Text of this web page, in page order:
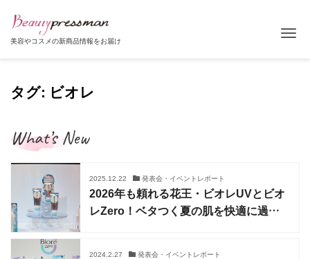
美容やコスメの新商品情報をお届け
タグ: ビオレ
What’s New
2025.12.22 発表会・イベントレポート
2026年も頼れる花王・ビオレUVとビオ
レZero！ベタつく夏の肌を快適に過ご
2024.2.27 発表会・イベントレポート